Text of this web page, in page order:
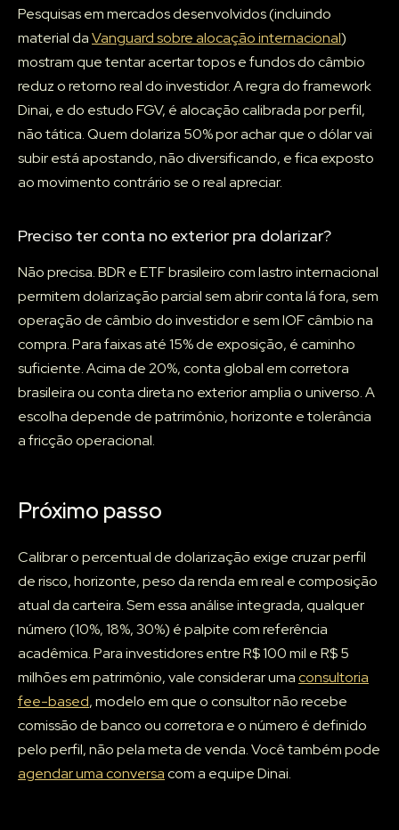
Pesquisas em mercados desenvolvidos (incluindo
material daVanguard sobre alocação internacional)
mostram que tentar acertar topos e fundos do câmbio
reduz o retorno real do investidor. A regra do framework
Dinai, e do estudo FGV, é alocação calibrada por perfil,
não tática. Quem dolariza 50% por achar que o dólar vai
subir está apostando, não diversificando, e fica exposto
ao movimento contrário se o real apreciar.
Preciso ter conta no exterior pra dolarizar?
Não precisa. BDR e ETF brasileiro com lastro internacional
permitem dolarização parcial sem abrir conta lá fora, sem
operação de câmbio do investidor e sem IOF câmbio na
compra. Para faixas até 15% de exposição, é caminho
suficiente. Acima de 20%, conta global em corretora
brasileira ou conta direta no exterior amplia o universo. A
escolha depende de patrimônio, horizonte e tolerância
a fricção operacional.
Próximo passo
Calibrar o percentual de dolarização exige cruzar perfil
de risco, horizonte, peso da renda em real e composição
atual da carteira. Sem essa análise integrada, qualquer
número (10%, 18%, 30%) é palpite com referência
acadêmica. Para investidores entre R$ 100 mil e R$ 5
milhões em patrimônio, vale considerar umaconsultoria
fee-based, modelo em que o consultor não recebe
comissão de banco ou corretora e o número é definido
pelo perfil, não pela meta de venda. Você também pode
agendar uma conversacom a equipe Dinai.